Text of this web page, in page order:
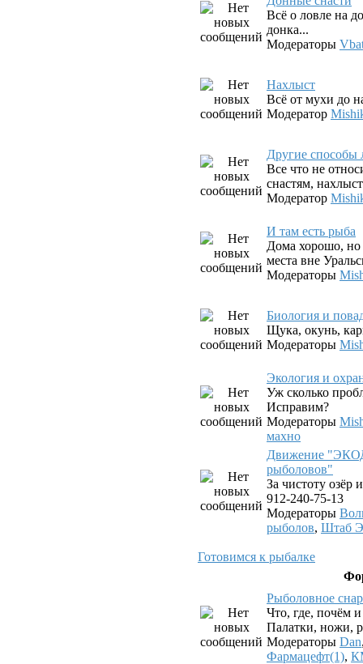
Всё о ловле на
донка...
Модераторы
Нахлыст
Всё от мухи до
Модератор
Другие способы
Все что не
снастям,
Модератор
И там есть рыба
Дома хорошо, но
места вне
Модераторы
Биология и
Щука, окунь,
Модераторы
Экология и
Уж сколько
Исправим?
Модераторы
махно
Движение
рыболовов"
За чистоту озёр
912-240-75-13
Модераторы
рыболов, Штаб
Готовимся к рыбалке
Рыболовное
Что, где, почём
Палатки, ножи,
Модераторы Dan
Фармацефт(1),